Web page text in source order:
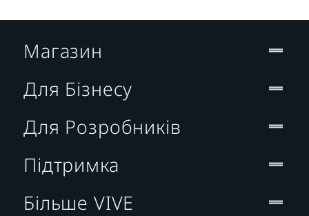
Магазин
Для Бізнесу
Для Розробників
Підтримка
Більше VIVE